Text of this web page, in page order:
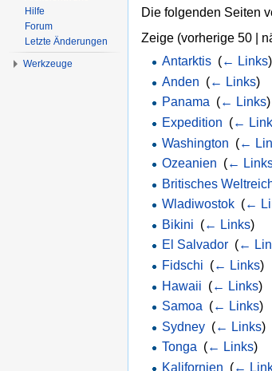
Die folgenden Seiten
Zeige (vorherige 50 |
Antarktis‎ (← Links)
Anden (← Links)
Panama (← Links)
Expedition (←
Washington (←
Ozeanien (←
Britisches
Wladiwostok‎ (←
Bikini (← Links)
El Salvador‎ (←
Fidschi (← Links)
Hawaii (← Links)
Samoa (← Links)
Sydney‎ (← Links)
Tonga‎ (← Links)
Kalifornien (←
Hilfe
Forum
Letzte Änderungen
Werkzeuge